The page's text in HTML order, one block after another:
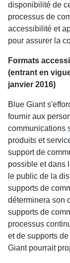
disponibilité de
processus de
accessibilité et
pour assurer la
Formats
(entrant en
janvier 2016)
Blue Giant
fournir aux
communications
produits et
support de
possible et dans
le public de la
supports de
déterminera son
supports de
processus
et de supports
Giant pourrait